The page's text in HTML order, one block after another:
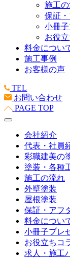
施工
保証
小冊
お役
料金につい
施工事例
お客様の声
TEL
お問い合わせ
PAGE TOP
会社紹介
代表・社員
彩職建美の
塗装・各種
施工の流れ
外壁塗装
屋根塗装
保証・アフ
料金につい
小冊子プレ
お役立ちコ
求人・施工